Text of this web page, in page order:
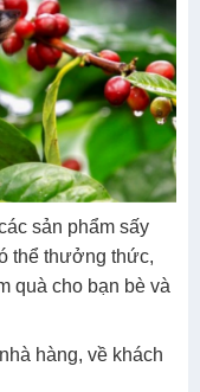
sản phẩm sấy
thể thưởng thức,
quà cho bạn bè và
hàng, về khách